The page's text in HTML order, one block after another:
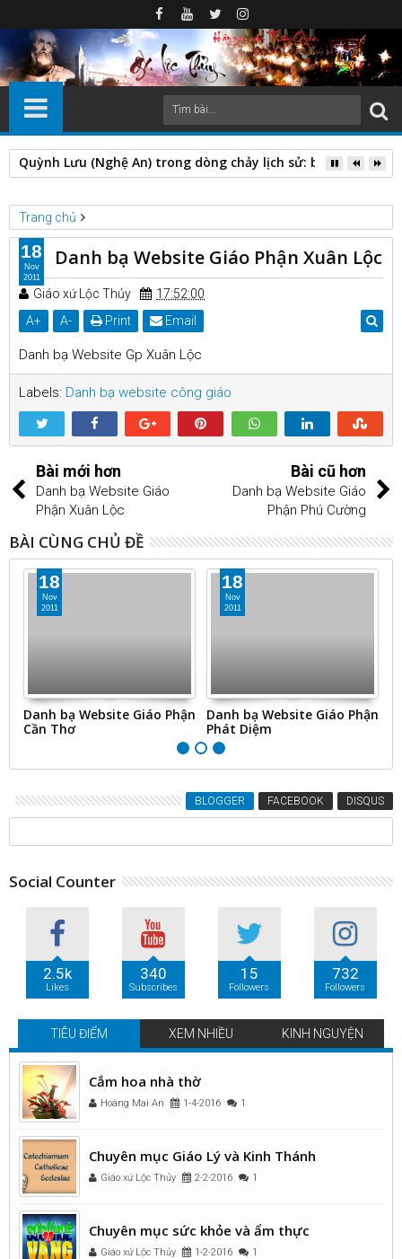
Quỳnh Lưu (Nghệ An) trong dòng chảy lịch sử: biến động
Trang chủ
Danh bạ website công giáo
Danh bạ Website Giáo Phận Xuân Lộc
Danh bạ Website Giáo Phận Xuân Lộc
Giáo xứ Lộc Thủy
17:52:00
A+ A- Print Email
Danh bạ Website Gp Xuân Lộc
Labels: Danh bạ website công giáo
18
Nov
2011
Bài mới hơn
Danh bạ Website Giáo
Phận Xuân Lộc
Bài cũ hơn
Danh bạ Website Giáo
Phận Phú Cường
BÀI CÙNG CHỦ ĐỀ
18
Nov
2011
Danh bạ Website Giáo Phận
Phát Diệm
18
Nov
2011
Danh bạ Website Giáo Phận
Phú Cường
BLOGGER FACEBOOK DISQUS
Social Counter
2.5k
Likes
340
Subscribes
15
Followers
732
Followers
TIÊU ĐIỂM XEM NHIỀU KINH NGUYỆN
Cắm hoa nhà thờ
Hoàng Mai An 1-4-2016 1
Chuyên mục Giáo Lý và Kinh Thánh
Giáo xứ Lộc Thủy 2-2-2016 1
Chuyên mục sức khỏe và ẩm thực
Giáo xứ Lộc Thủy 1-2-2016 1